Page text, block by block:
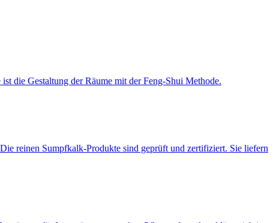
die Gestaltung der Räume mit der Feng-Shui Methode.
reinen Sumpfkalk-Produkte sind geprüft und zertifiziert. Sie liefern